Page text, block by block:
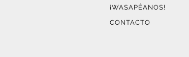
¡WASAPÉANOS!
CONTACTO